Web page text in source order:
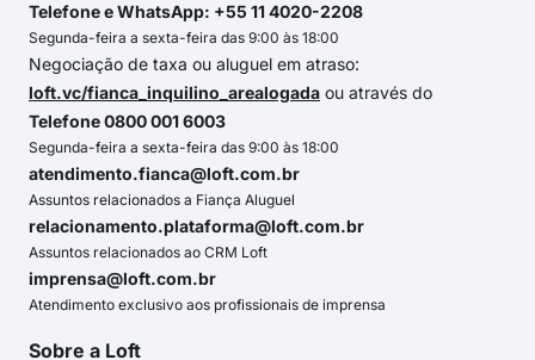
Telefone e WhatsApp: +55 11 4020-2208
Segunda-feira a sexta-feira das 9:00 às 18:00
Negociação de taxa ou aluguel em atraso:
loft.vc/fianca_inquilino_arealogada ou através do
Telefone 0800 001 6003
Segunda-feira a sexta-feira das 9:00 às 18:00
atendimento.fianca@loft.com.br
Assuntos relacionados a Fiança Aluguel
relacionamento.plataforma@loft.com.br
Assuntos relacionados ao CRM Loft
imprensa@loft.com.br
Atendimento exclusivo aos profissionais de imprensa
Sobre a Loft